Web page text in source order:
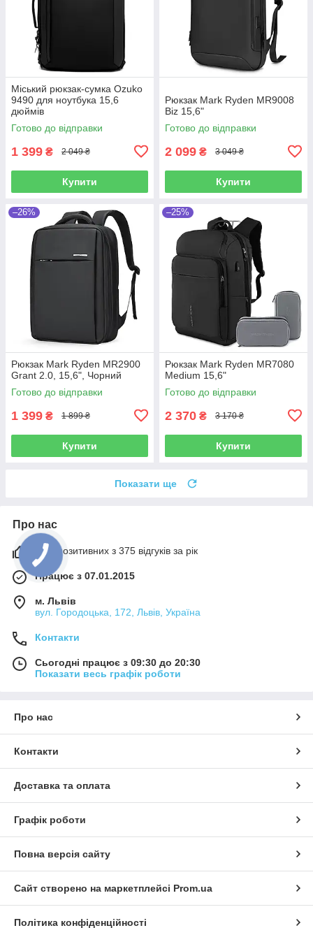
Міський рюкзак-сумка Ozuko
9490 для ноутбука 15,6
дюймів
Готово до відправки
1 399 ₴ 2 049 ₴
Купити
Рюкзак Mark Ryden MR9008
Biz 15,6"
Готово до відправки
2 099 ₴ 3 049 ₴
Купити
–26%
Рюкзак Mark Ryden MR2900
Grant 2.0, 15,6", Чорний
Готово до відправки
1 399 ₴ 1 899 ₴
Купити
–25%
Рюкзак Mark Ryden MR7080
Medium 15,6"
Готово до відправки
2 370 ₴ 3 170 ₴
Купити
Показати ще
Про нас
99% позитивних з 375 відгуків за рік
Працює з 07.01.2015
м. Львів
вул. Городоцька, 172, Львів, Україна
Контакти
Сьогодні працює з 09:30 до 20:30
Показати весь графік роботи
Про нас
Контакти
Доставка та оплата
Графік роботи
Повна версія сайту
Сайт створено на маркетплейсі Prom.ua
Політика конфіденційності